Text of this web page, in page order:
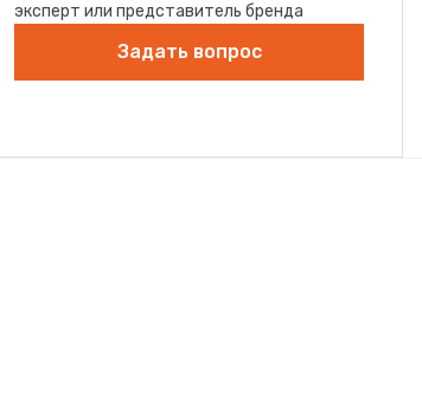
эксперт или представитель бренда
Задать вопрос